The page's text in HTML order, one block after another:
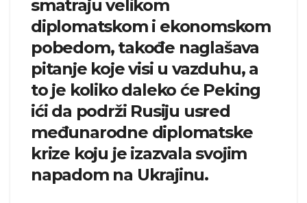
smatraju velikom
diplomatskom i ekonomskom
pobedom, takođe naglašava
pitanje koje visi u vazduhu, a
to je koliko daleko će Peking
ići da podrži Rusiju usred
međunarodne diplomatske
krize koju je izazvala svojim
napadom na Ukrajinu.